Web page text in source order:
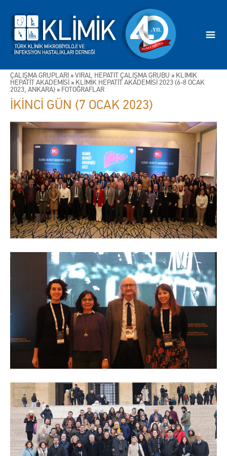
ÇALIŞMA GRUPLARI »VİRAL HEPATİT ÇALIŞMA GRUBU » KLİMİK
HEPATİT AKADEMİSİ » KLİMİK HEPATİT AKADEMİSİ 2023 (6-8 OCAK
2023, ANKARA) » FOTOĞRAFLAR
İKİNCİ GÜN (7 OCAK 2023)